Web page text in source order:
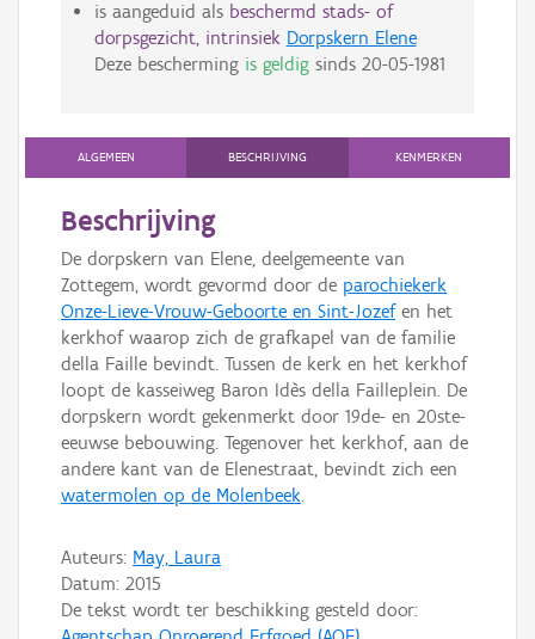
is aangeduid als beschermd stads- of
dorpsgezicht, intrinsiek Dorpskern Elene
Deze bescherming is geldigsinds 20-05-1981
ALGEMEEN BESCHRIJVING KENMERKEN
Beschrijving
De dorpskern van Elene, deelgemeente van
Zottegem, wordt gevormd door de parochiekerk
Onze-Lieve-Vrouw-Geboorte en Sint-Jozefen het
kerkhof waarop zich de grafkapel van de familie
della Faille bevindt. Tussen de kerk en het kerkhof
loopt de kasseiweg Baron Idès della Failleplein. De
dorpskern wordt gekenmerkt door 19de- en 20ste-
eeuwse bebouwing. Tegenover het kerkhof, aan de
andere kant van de Elenestraat, bevindt zich een
watermolen op de Molenbeek.
Auteurs: May, Laura
Datum: 2015
De tekst wordt ter beschikking gesteld door: